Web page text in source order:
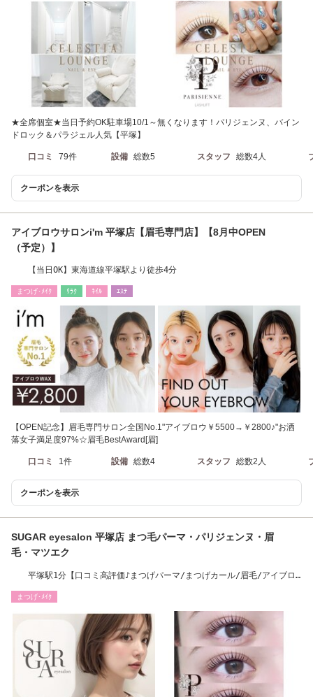
★全席個室★当日予約OK駐車場10/1～無くなります！パリジェンヌ、バイン
ドロック＆パラジェル人気【平塚】
口コミ 79件 設備 総数5 スタッフ 総数4人
クーポンを表示
アイブロウサロンi'm 平塚店【眉毛専門店】【8月中OPEN
（予定）】
【当日OK】東海道線平塚駅より徒歩4分
まつげ･ﾒｲｸ ﾘﾗｸ ﾈｲﾙ ｴｽﾃ
【OPEN記念】眉毛専門サロン全国No.1"アイブロウ￥5500→￥2800♪"お洒
落女子満足度97%☆眉毛BestAward[眉]
口コミ 1件 設備 総数4 スタッフ 総数2人
クーポンを表示
SUGAR eyesalon 平塚店 まつ毛パーマ・パリジェンヌ・眉
毛・マツエク
平塚駅1分【口コミ高評価♪まつげパーマ/まつげカール/眉毛/アイブロ
まつげ･ﾒｲｸ